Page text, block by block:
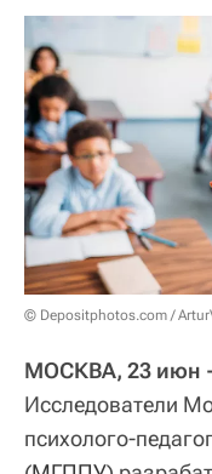
© Depositphotos.com /
МОСКВА, 23 июн
Исследователи
психолого-